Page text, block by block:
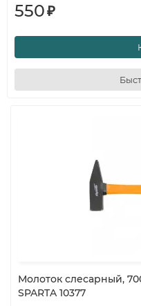
550₽
Молоток слесарный,
SPARTA 10377